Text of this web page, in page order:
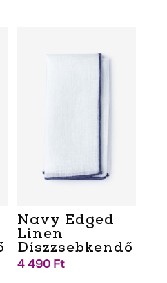
Navy Edged
Linen
Díszzsebkendő
4 490 Ft